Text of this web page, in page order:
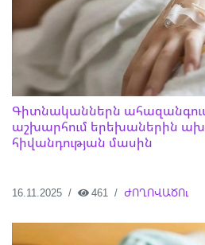
Գիտնականներն
աշխարհում երեխաներին
հիվանդության մասին
16.11.2025 461 ԺՈՂՈՎԱԾՈւ